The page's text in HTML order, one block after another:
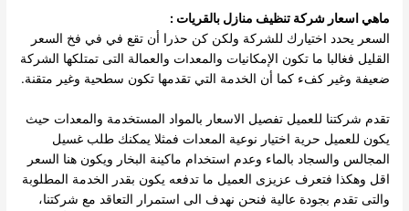
ماهي اسعار شركة تنظيف منازل بالقريات :
السعر يحدد اختيارك للشركة ولكن كن حذرا أن تقع في في فخ السعر
القليل فغالبا ما تكون الإمكانيات والمعدات والعمالة التى تمتلكها الشركة
ضعيفة وغير كفء كما أن الخدمة التي تقدمها تكون سطحية وغير متقنة.
تقدم شركتنا للعميل تفصيل الاسعار بالمواد المستخدمة والمعدات حيث
يكون للعميل حرية اختيار نوعية المعدات فمثلا يمكنك طلب غسيل
المجالس والسجاد بالماء وعدم استخدام ماكينة البخار ويكون هنا السعر
اقل وهكذا فتعرف عزيزى العميل ما تدفعه يكون بقدر الخدمة المطلوبة
والتى تقدم بجودة عالية فنحن نهدف الى استمرار التعاقد مع شركتنا،